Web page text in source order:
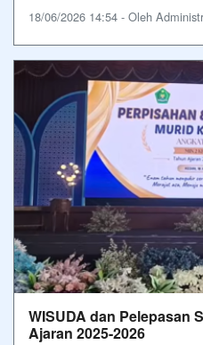
18/06/2026 14:54 - Oleh
WISUDA dan Pelepasan
Ajaran 2025-2026